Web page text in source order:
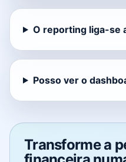
O reporting liga-se
Posso ver o
Transforme a